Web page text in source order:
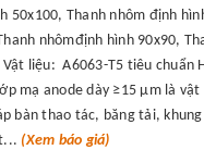
50x100, Thanh nhôm định
nhômđịnh hình 90x90,
Vật liệu: A6063-T5 tiêu chuẩn
mạ anode dày ≥15 μm là vật
bàn thao tác, băng tải,
(Xem báo giá)